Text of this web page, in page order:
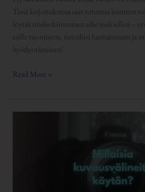
Tässä kirjoituksessa saat tutustua kuuteen
löytää mielenkiintoinen aihe teoksellesi –
esille tuomiseen, tietoihisi luottamiseen ja
hyödyntämiseen!
Read More »